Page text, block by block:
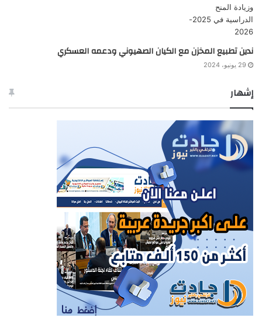
ندين تطبيع المخزن مع الكيان الصهيوني ودعمه العسكري
29 يونيو، 2024
إشهار